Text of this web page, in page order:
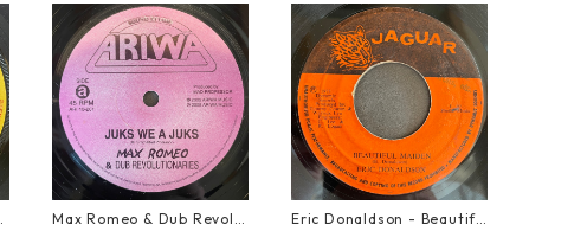
Max Romeo & Dub Revolu
Eric Donaldson - Beautifu